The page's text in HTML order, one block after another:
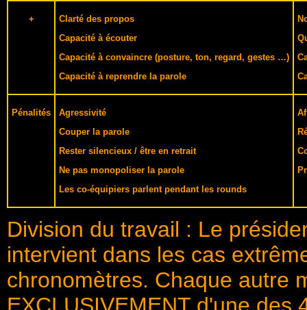
+
Clarté des propos
Capacité à écouter
Capacité à convaincre (posture, ton, regard, gestes …)
Capacité à reprendre la parole
Pénalités
Agressivité
Couper la parole
Rester silencieux / être en retrait
Ne pas monopoliser la parole
Les co-équipiers parlent pendant les rounds
Division du travail : Le
intervient dans les cas
chronomètres. Chaque autre